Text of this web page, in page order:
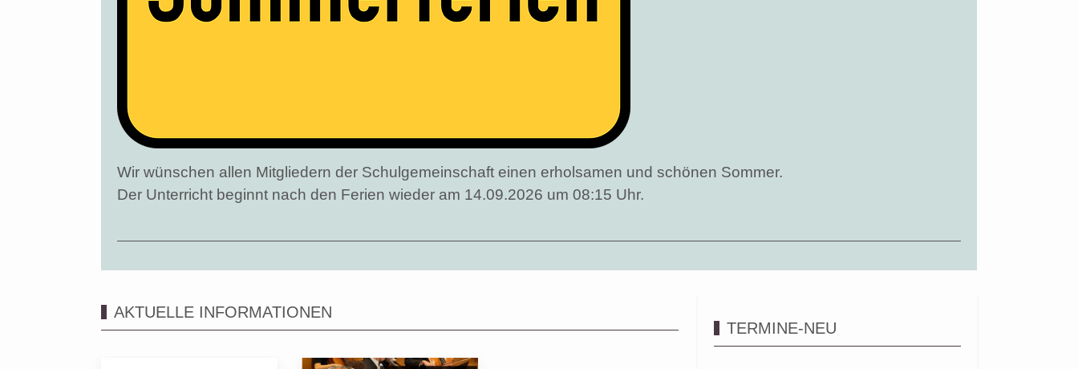
Wir wünschen allen Mitgliedern der Schulgemeinschaft einen erholsamen und schönen Sommer.
Der Unterricht beginnt nach den Ferien wieder am 14.09.2026 um 08:15 Uhr.
AKTUELLE INFORMATIONEN
TERMINE-NEU